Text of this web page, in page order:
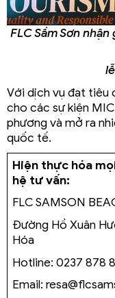
FLC Sầm Sơn
Với dịch vụ đạt tiêu
cho các sự kiện
phương và mở ra
quốc tế.
Hiện thực hóa
hệ tư vấn:
FLC SAMSON
Đường Hồ Xuân
Hóa
Hotline: 0237 878
Email: